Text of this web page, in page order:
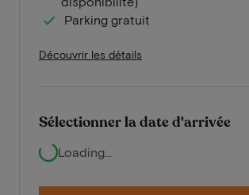
Parking gratuit
Découvrir les détails
Sélectionner la date d'arrivée
Loading...